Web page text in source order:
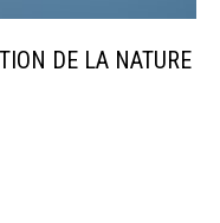
DE LA NATURE